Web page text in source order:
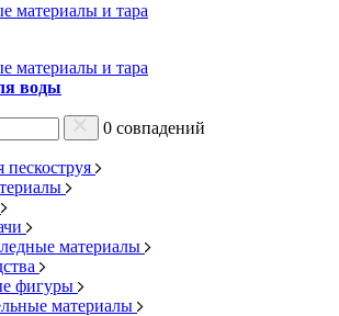
материалы и тара
материалы и тара
воды
0 совпадений
материалы
фигуры
материалы